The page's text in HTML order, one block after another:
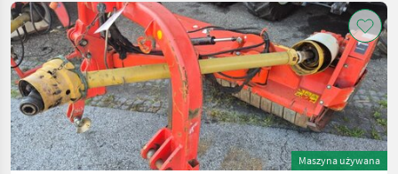
Maszyna używana